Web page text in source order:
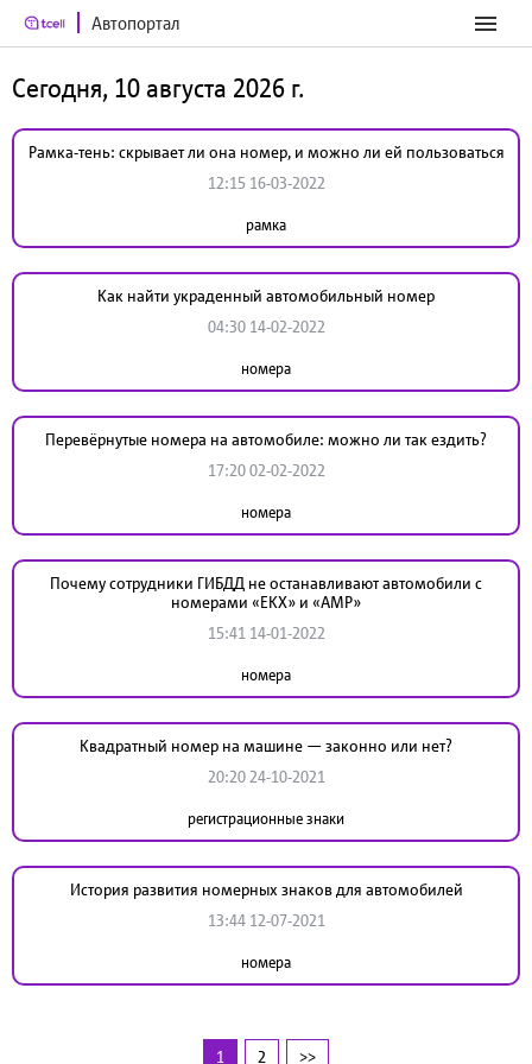
Автопортал
Сегодня, 10 августа 2026 г.
Рамка-тень: скрывает ли она номер, и можно ли ей пользоваться
12:15 16-03-2022
рамка
Как найти украденный автомобильный номер
04:30 14-02-2022
номера
Перевёрнутые номера на автомобиле: можно ли так ездить?
17:20 02-02-2022
номера
Почему сотрудники ГИБДД не останавливают автомобили с
номерами «ЕКХ» и «АМР»
15:41 14-01-2022
номера
Квадратный номер на машине — законно или нет?
20:20 24-10-2021
регистрационные знаки
История развития номерных знаков для автомобилей
13:44 12-07-2021
номера
1 2 >>